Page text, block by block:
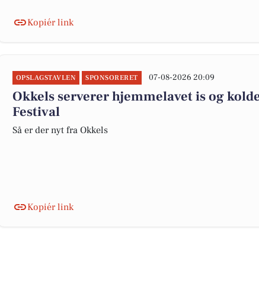
Kopiér link
OPSLAGSTAVLEN SPONSORERET 07-08-2026 20:09
Okkels serverer hjemmelavet is og
Festival
Så er der nyt fra Okkels
Kopiér link